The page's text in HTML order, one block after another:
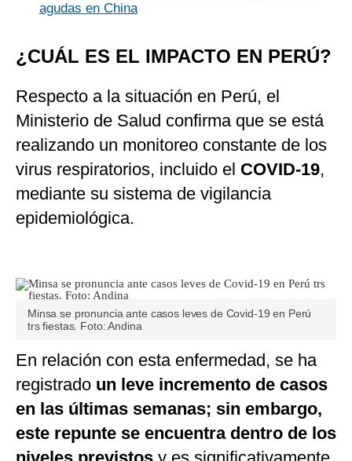
agudas en China
¿CUÁL ES EL IMPACTO EN PERÚ?
Respecto a la situación en Perú, el
Ministerio de Salud confirma que se está
realizando un monitoreo constante de los
virus respiratorios, incluido el COVID-19,
mediante su sistema de vigilancia
epidemiológica.
Minsa se pronuncia ante casos leves de Covid-19 en Perú
trs fiestas. Foto: Andina
En relación con esta enfermedad, se ha
registrado un leve incremento de casos
en las últimas semanas; sin embargo,
este repunte se encuentra dentro de los